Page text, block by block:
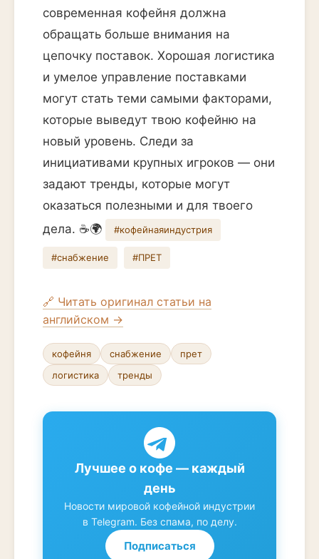
современная кофейня должна
обращать больше внимания на
цепочку поставок. Хорошая логистика
и умелое управление поставками
могут стать теми самыми факторами,
которые выведут твою кофейню на
новый уровень. Следи за
инициативами крупных игроков — они
задают тренды, которые могут
оказаться полезными и для твоего
дела. ☕️🌍
#кофейнаяиндустрия
#снабжение #ПРЕТ
🔗 Читать оригинал статьи на
английском →
кофейня снабжение
прет
логистика
тренды
Лучшее о кофе — каждый
день
Новости мировой кофейной индустрии
в Telegram. Без спама, по делу.
Подписаться